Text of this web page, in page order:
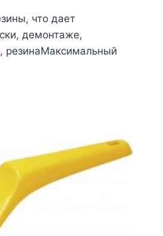
что дает
демонтаже,
резинаМаксимальный